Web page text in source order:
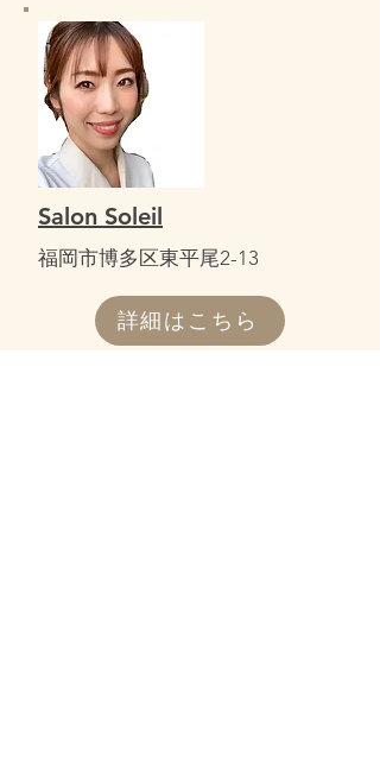
Salon Soleil
福岡市博多区東平尾2-13
詳細はこちら